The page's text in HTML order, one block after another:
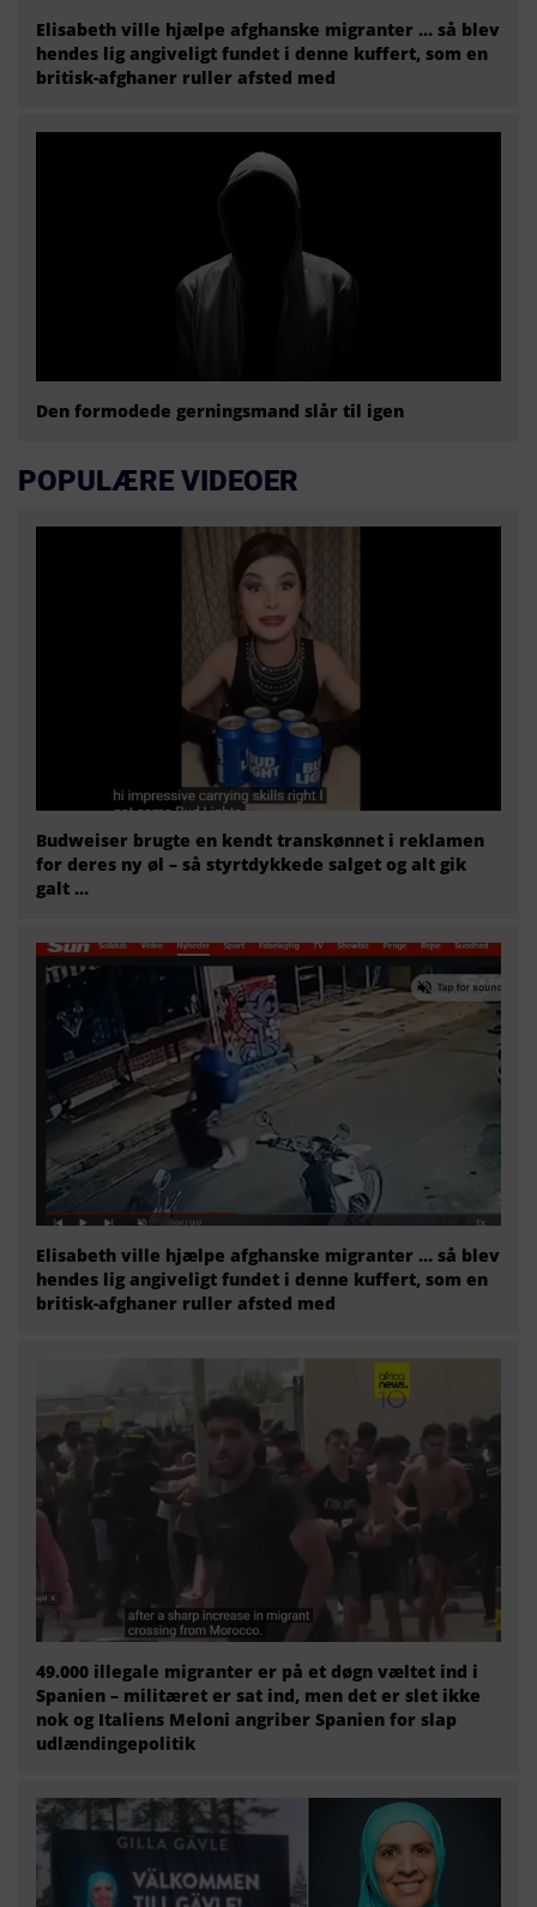
Elisabeth ville hjælpe afghanske migranter … så blev
hendes lig angiveligt fundet i denne kuffert, som en
britisk-afghaner ruller afsted med
Den formodede gerningsmand slår til igen
POPULÆRE VIDEOER
Budweiser brugte en kendt transkønnet i reklamen
for deres ny øl – så styrtdykkede salget og alt gik
galt …
Elisabeth ville hjælpe afghanske migranter … så blev
hendes lig angiveligt fundet i denne kuffert, som en
britisk-afghaner ruller afsted med
49.000 illegale migranter er på et døgn væltet ind i
Spanien – militæret er sat ind, men det er slet ikke
nok og Italiens Meloni angriber Spanien for slap
udlændingepolitik